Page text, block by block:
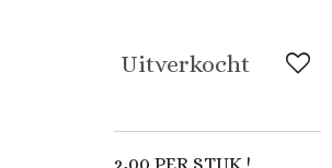
Uitverkocht